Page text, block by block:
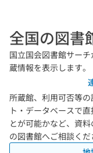
全国の図書
国立国会図書館サー
蔵情報を表示します。
所蔵館、利用可否等
ト・データベースで
とが可能かなど、資
の図書館へご相談く